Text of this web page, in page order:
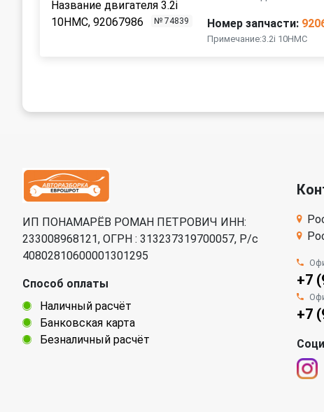
№ 74839 Номер запчасти:
Примечание:3.2i 10HMC
ИП ПОНАМАРЁВ РОМАН ПЕТРОВИЧ ИНН:
233008968121, ОГРН : 313237319700057, Р/c
40802810600001301295
Способ оплаты
Наличный расчёт
Банковская карта
Безналичный расчёт
+7
+7